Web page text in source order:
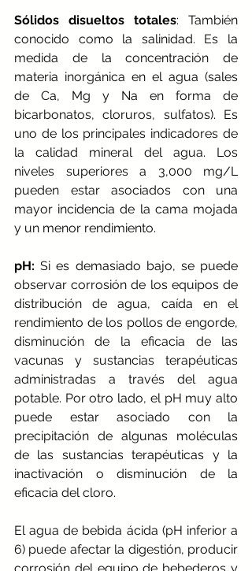
Sólidos disueltos totales: También
conocido como la salinidad. Es la
medida de la concentración de
materia inorgánica en el agua (sales
de Ca, Mg y Na en forma de
bicarbonatos, cloruros, sulfatos). Es
uno de los principales indicadores de
la calidad mineral del agua. Los
niveles superiores a 3,000 mg/L
pueden estar asociados con una
mayor incidencia de la cama mojada
y un menor rendimiento.
pH: Si es demasiado bajo, se puede
observar corrosión de los equipos de
distribución de agua, caída en el
rendimiento de los pollos de engorde,
disminución de la eficacia de las
vacunas y sustancias terapéuticas
administradas a través del agua
potable. Por otro lado, el pH muy alto
puede estar asociado con la
precipitación de algunas moléculas
de las sustancias terapéuticas y la
inactivación o disminución de la
eficacia del cloro.
El agua de bebida ácida (pH inferior a
6) puede afectar la digestión, producir